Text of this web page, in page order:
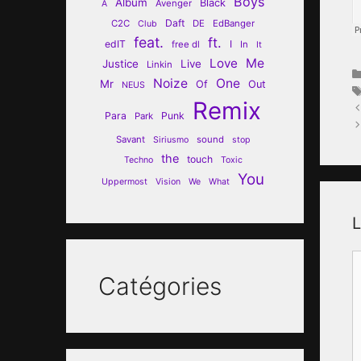
A Avenger Black
C2C Club Daft DE EdBanger
edIT feat. free dl ft. I In It
Justice Linkin Live Love Me
Mr NEUS Noize Of One Out
Para Park Punk Remix
Savant Siriusmo sound
stop
Techno
the touch Toxic
Uppermost Vision We What You
Catégories